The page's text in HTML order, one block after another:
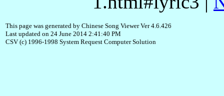
This page was generated by Chinese Song Viewer Ver 4.6.426
Last updated on 24 June 2014 2:41:40 PM
CSV (c) 1996-1998 System Request Computer Solution